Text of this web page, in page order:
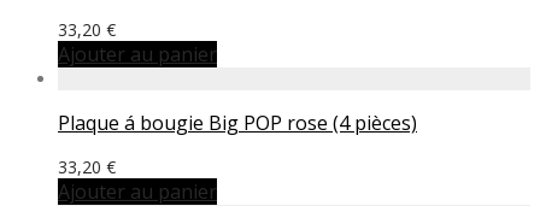
33,20 €
Ajouter au panier
Plaque á bougie Big POP rose (4 pièces)
33,20 €
Ajouter au panier